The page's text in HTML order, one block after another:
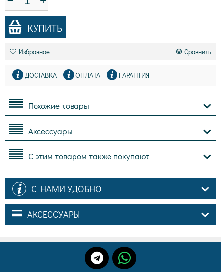
КУПИТЬ
Избранное Сравнить
ДОСТАВКА ОПЛАТА ГАРАНТИЯ
Похожие товары
Аксессуары
С этим товаром также покупают
С НАМИ УДОБНО
АКСЕССУАРЫ